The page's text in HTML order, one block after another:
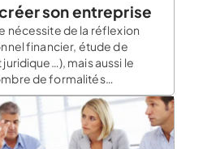
son entreprise
nécessite de la réflexion
financier, étude de
mais aussi le
de formalités
de création d’une
le Blog du Dirigeant
Les formalités sont
le Guichet unique des […]